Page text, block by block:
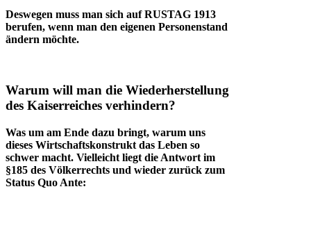
Deswegen muss man sich auf RUSTAG 1913
berufen, wenn man den eigenen Personenstand
ändern möchte.
Warum will man die Wiederherstellung
des Kaiserreiches verhindern?
Was um am Ende dazu bringt, warum uns
dieses Wirtschaftskonstrukt das Leben so
schwer macht. Vielleicht liegt die Antwort im
§185 des Völkerrechts und wieder zurück zum
Status Quo Ante: